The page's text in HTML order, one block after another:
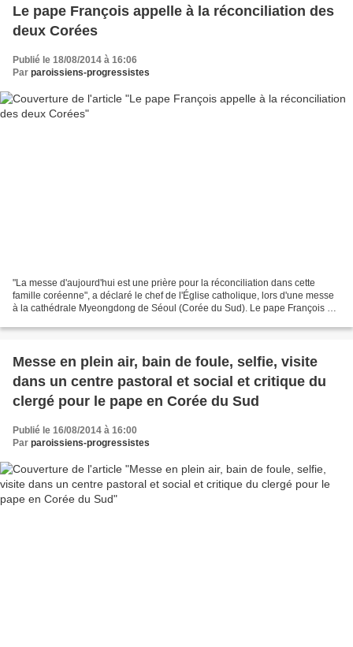
Le pape François appelle à la réconciliation des
deux Corées
Publié le 18/08/2014 à 16:06
Par paroissiens-progressistes
"La messe d'aujourd'hui est une prière pour la réconciliation dans cette
famille coréenne", a déclaré le chef de l'Église catholique, lors d'une messe
à la cathédrale Myeongdong de Séoul (Corée du Sud). Le pape François a
Messe en plein air, bain de foule, selfie, visite
dans un centre pastoral et social et critique du
clergé pour le pape en Corée du Sud
Publié le 16/08/2014 à 16:00
Par paroissiens-progressistes